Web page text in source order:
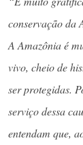
conservação da
A Amazônia é
vivo, cheio de
ser protegidas.
serviço dessa
entendam que,